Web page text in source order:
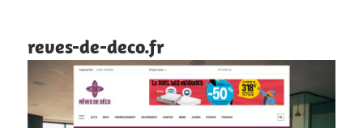
reves-de-deco.fr